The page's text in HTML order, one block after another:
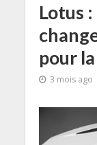
Lotus
pour
3 mois ago